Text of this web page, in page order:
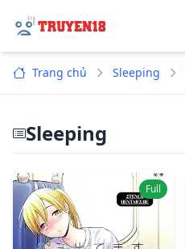
Trang chủ Sleeping
Sleeping
Full